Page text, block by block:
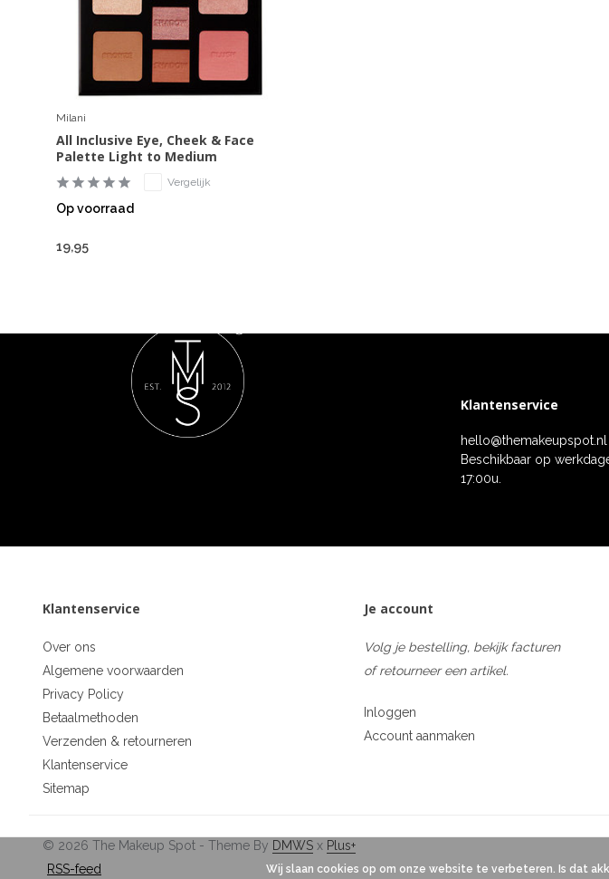
Milani
All Inclusive Eye, Cheek & Face
Palette Light to Medium
Vergelijk
Op voorraad
19,95
Klantenservice
hello@themakeupspot.nl
Beschikbaar op
17:00u.
Klantenservice
Over ons
Algemene voorwaarden
Privacy Policy
Betaalmethoden
Verzenden & retourneren
Klantenservice
Sitemap
Je account
Volg je bestelling, bekijk facturen
of retourneer een artikel.
Inloggen
Account aanmaken
© 2026 The Makeup Spot - Theme By DMWS x Plus+
RSS-feed
Wij slaan cookies op om onze website te verbeteren. Is dat